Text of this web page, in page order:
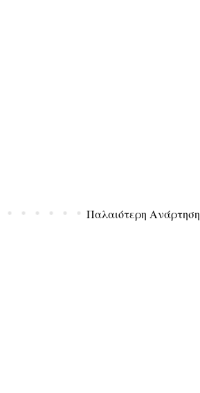
Παλαιότερη Ανάρτηση